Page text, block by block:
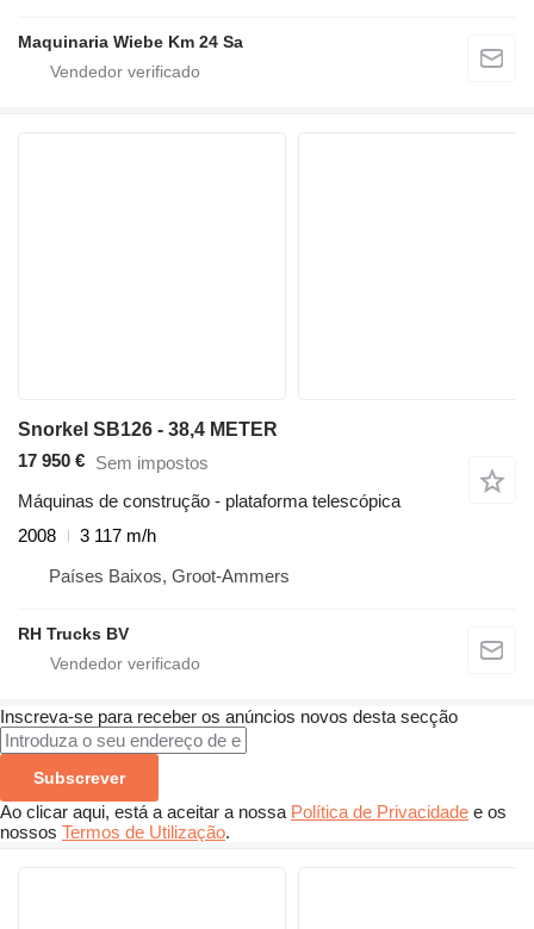
Maquinaria Wiebe Km 24 Sa
Snorkel SB126 - 38,4 METER
17 950 € Sem impostos
Máquinas de construção - plataforma telescópica
2008
3 117 m/h
Países Baixos, Groot-Ammers
RH Trucks BV
Inscreva-se para receber os anúncios novos desta secção
Subscrever
Ao clicar aqui, está a aceitar a nossa Política de Privacidade e os
nossos Termos de Utilização.